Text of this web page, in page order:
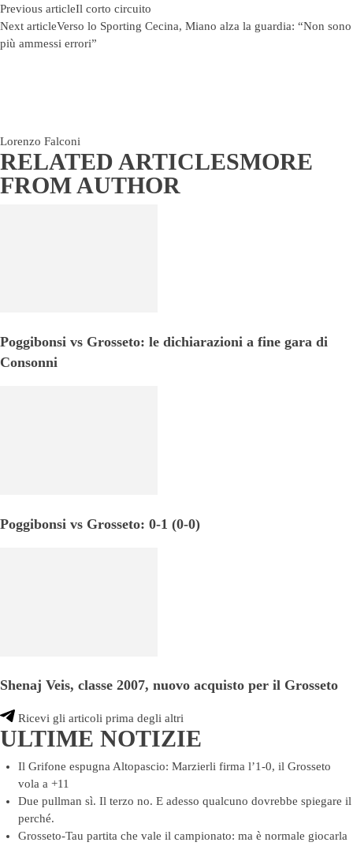
Previous articleIl corto circuito
Next articleVerso lo Sporting Cecina, Miano alza la guardia: “Non sono
più ammessi errori”
Lorenzo Falconi
RELATED ARTICLESMORE
FROM AUTHOR
Poggibonsi vs Grosseto: le dichiarazioni a fine gara di
Consonni
Poggibonsi vs Grosseto: 0-1 (0-0)
Shenaj Veis, classe 2007, nuovo acquisto per il Grosseto
Ricevi gli articoli prima degli altri
ULTIME NOTIZIE
Il Grifone espugna Altopascio: Marzierli firma l’1-0, il Grosseto
vola a +11
Due pullman sì. Il terzo no. E adesso qualcuno dovrebbe spiegare il
perché.
Grosseto-Tau partita che vale il campionato: ma è normale giocarla